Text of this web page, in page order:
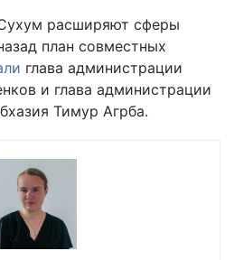
расширяют сферы
план совместных
глава администрации
и глава администрации
Тимур Агрба.